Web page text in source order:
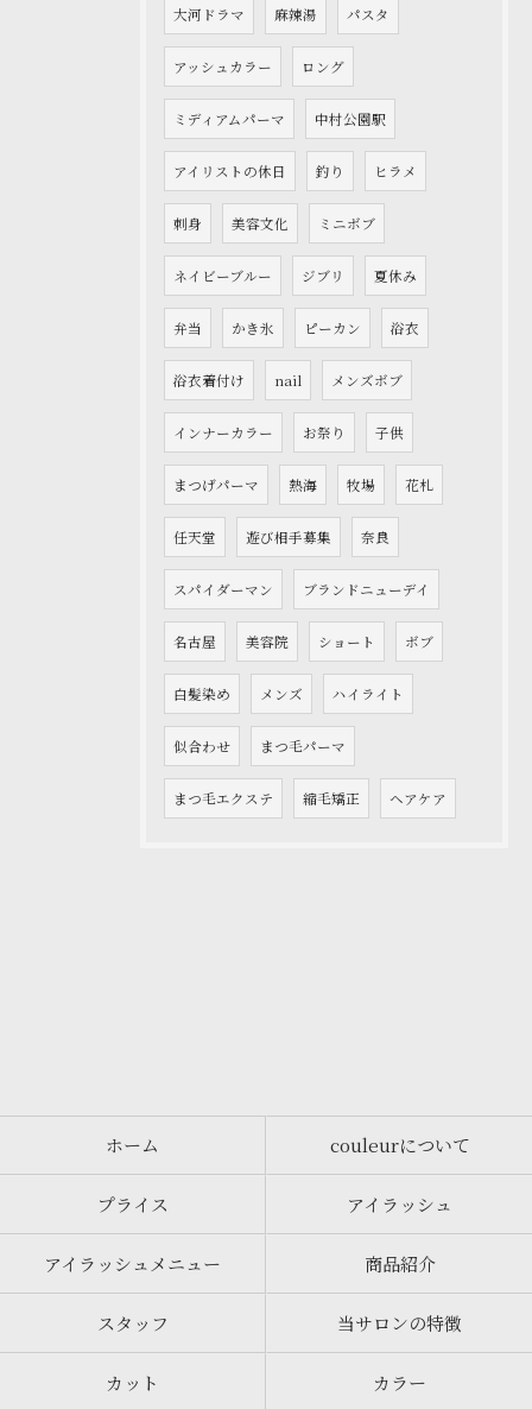
大河ドラマ 麻辣湯 パスタ
アッシュカラー ロング
ミディアムパーマ 中村公園駅
アイリストの休日 釣り ヒラメ
刺身 美容文化 ミニボブ
ネイビーブルー ジブリ 夏休み
弁当 かき氷 ピーカン 浴衣
浴衣着付け nail メンズボブ
インナーカラー お祭り 子供
まつげパーマ 熱海 牧場 花札
任天堂 遊び相手募集 奈良
スパイダーマン ブランドニューデイ
名古屋 美容院 ショート ボブ
白髪染め メンズ ハイライト
似合わせ まつ毛パーマ
まつ毛エクステ 縮毛矯正 ヘアケア
ホーム couleurについて
プライス アイラッシュ
アイラッシュメニュー 商品紹介
スタッフ 当サロンの特徴
カット カラー